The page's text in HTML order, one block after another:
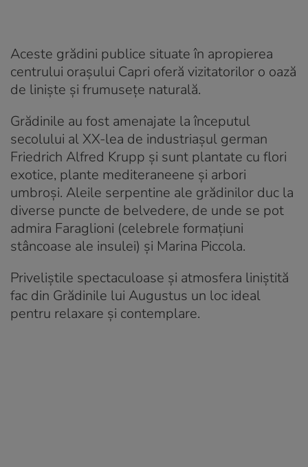
Aceste grădini publice situate în apropierea
centrului orașului Capri oferă vizitatorilor o oază
de liniște și frumusețe naturală.
Grădinile au fost amenajate la începutul
secolului al XX-lea de industriașul german
Friedrich Alfred Krupp și sunt plantate cu flori
exotice, plante mediteraneene și arbori
umbroși. Aleile serpentine ale grădinilor duc la
diverse puncte de belvedere, de unde se pot
admira Faraglioni (celebrele formațiuni
stâncoase ale insulei) și Marina Piccola.
Priveliștile spectaculoase și atmosfera liniștită
fac din Grădinile lui Augustus un loc ideal
pentru relaxare și contemplare.